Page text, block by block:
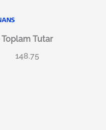
Toplam Tutar
148.75